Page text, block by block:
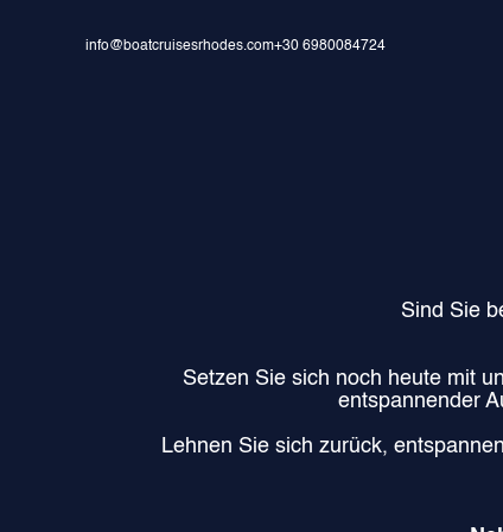
info@boatcruisesrhodes.com+30 6980084724
Sind Sie
Setzen Sie sich noch heute mit
entspannender
Lehnen Sie sich zurück,